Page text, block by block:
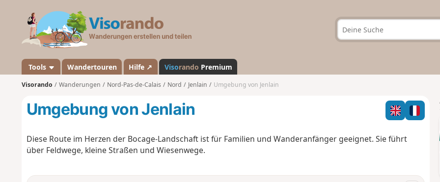
a
n
d
Tools Wandertouren Hilfe ↗ Visorando Premium
Visorando Wanderungen Nord-Pas-de-Calais Nord Jenlain Umgebung von Jenlain
Umgebung von Jenlain
Diese Route im Herzen der Bocage-Landschaft ist für Familien und Wanderanfänger geeignet. Sie führt
über Feldwege, kleine Straßen und Wiesenwege.